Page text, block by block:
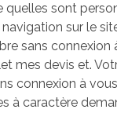
quelles sont
sur le
sans
mes devis et.
connexion à
à caractère